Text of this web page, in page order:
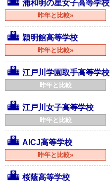
浦和明の星女子高等学校
昨年と比較»
穎明館高等学校
昨年と比較»
江戸川学園取手高等学校
昨年と比較
江戸川女子高等学校
昨年と比較
AICJ高等学校
昨年と比較»
桜蔭高等学校